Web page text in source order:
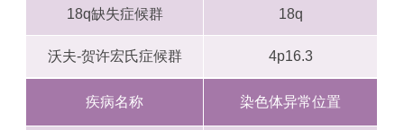
18q缺失症候群 18q
沃夫-贺许宏氏症候群 4p16.3
疾病名称 染色体异常位置